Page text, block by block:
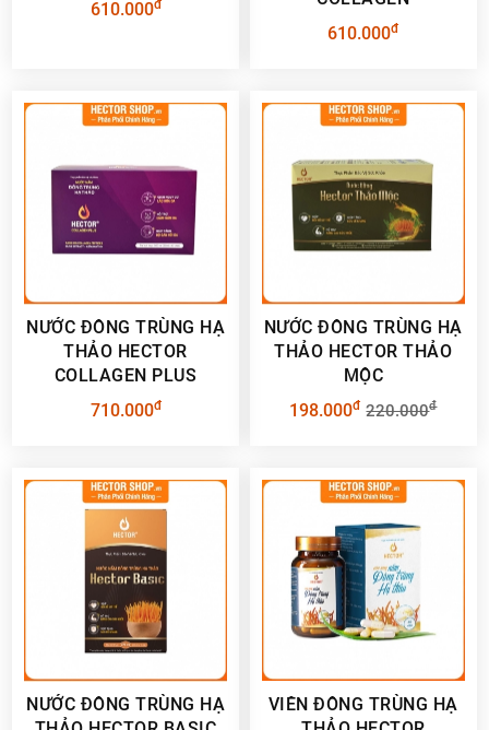
610.000đ
610.000đ
NƯỚC ĐÔNG TRÙNG HẠ
THẢO HECTOR
COLLAGEN PLUS
710.000đ
NƯỚC ĐÔNG TRÙNG HẠ
THẢO HECTOR THẢO
MỘC
198.000đ 220.000đ
NƯỚC ĐÔNG TRÙNG HẠ
VIÊN ĐÔNG TRÙNG HẠ